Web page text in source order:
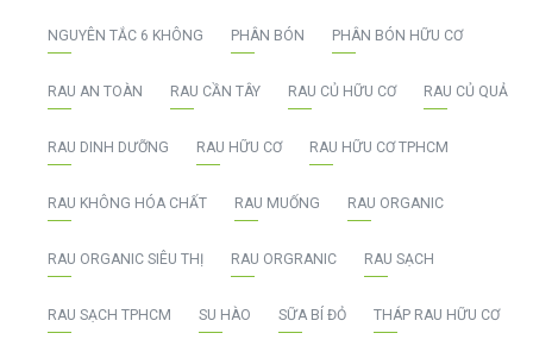
NGUYÊN TẮC 6 KHÔNG PHÂN BÓN PHÂN BÓN HỮU CƠ
RAU AN TOÀN RAU CẦN TÂY RAU CỦ HỮU CƠ RAU CỦ QUẢ
RAU DINH DƯỠNG RAU HỮU CƠ RAU HỮU CƠ TPHCM
RAU KHÔNG HÓA CHẤT RAU MUỐNG RAU ORGANIC
RAU ORGANIC SIÊU THỊ RAU ORGRANIC RAU SẠCH
RAU SẠCH TPHCM SU HÀO SỮA BÍ ĐỎ THÁP RAU HỮU CƠ